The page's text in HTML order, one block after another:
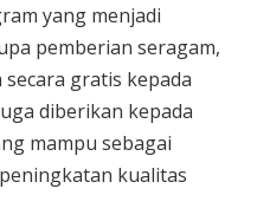
yang menjadi
pemberian seragam,
gratis kepada
diberikan kepada
mampu sebagai
kualitas